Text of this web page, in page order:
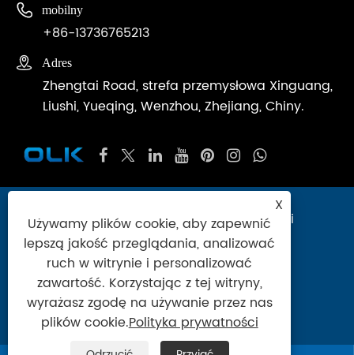
 mobilny
+86-13736765213
 Adres
Zhengtai Road, strefa przemysłowa Xinguang,
Liushi, Yueqing, Wenzhou, Zhejiang, Chiny.
Prawa autorskie © 2024 Zhejiang Ouleikai
Pneumatic Co., Ltd. Wszelkie prawa
zastrzeżone.
Links|Sitemap|RSS|XML |Polityka
prywatności
X
Używamy plików cookie, aby zapewnić
lepszą jakość przeglądania, analizować
ruch w witrynie i personalizować
zawartość. Korzystając z tej witryny,
wyrażasz zgodę na używanie przez nas
plików cookie.Polityka prywatności